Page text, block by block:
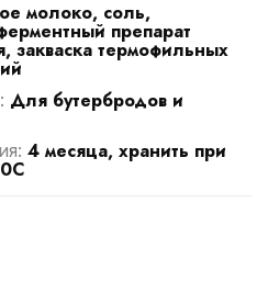
молоко, соль,
препарат
закваска термофильных
Для бутербродов и
4 месяца, хранить при